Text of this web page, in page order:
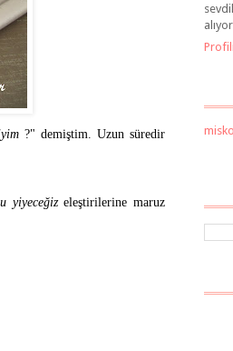
?" demiştim. Uzun süredir
yiyeceğizeleştirilerine maruz